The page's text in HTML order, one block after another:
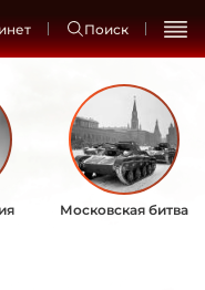
Поиск
Московская битва